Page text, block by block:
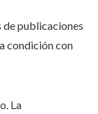
de publicaciones
condición con
La